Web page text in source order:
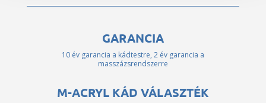
GARANCIA
10 év garancia a kádtestre, 2 év garancia a
masszázsrendszerre
M-ACRYL KÁD VÁLASZTÉK